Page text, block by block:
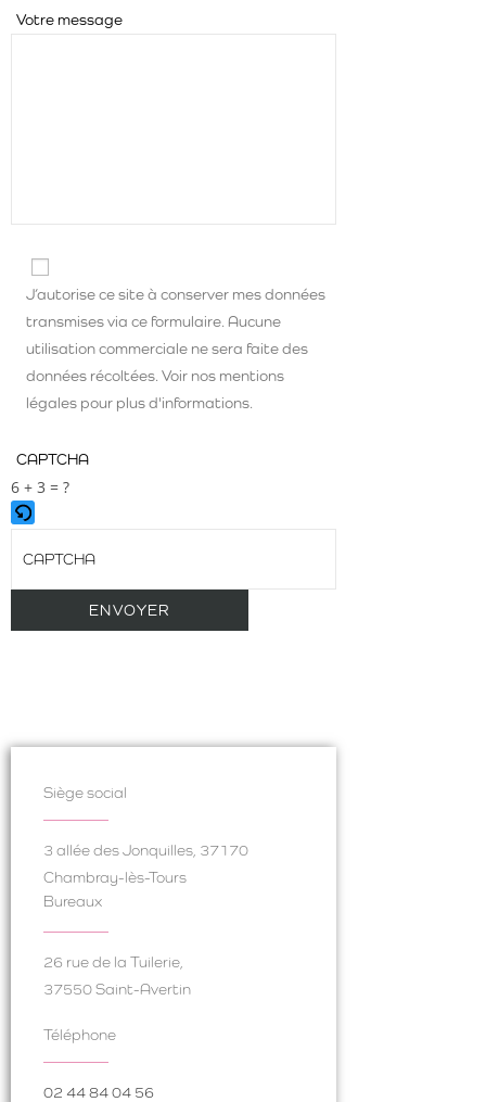
Votre message
J’autorise ce site à conserver mes données
transmises via ce formulaire. Aucune
utilisation commerciale ne sera faite des
données récoltées. Voir nos mentions
légales pour plus d'informations.
CAPTCHA
6 + 3 = ?
Siège social
3 allée des Jonquilles, 37170
Chambray-lès-Tours
Bureaux
26 rue de la Tuilerie,
37550 Saint-Avertin
Téléphone
02 44 84 04 56